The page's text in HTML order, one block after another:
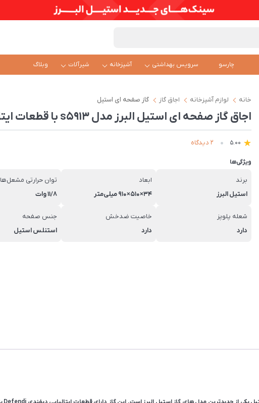
چارسو سرویس بهداشتی آشپزخانه شیرآلات وبلاگ
خانه لوازم آشپزخانه اجاق گاز گاز صفحه ای استیل
اجاق گاز صفحه ای استیل البرز مدل s5913 با قطعات ایتالیایی
5.00 2 دیدگاه
ویژگی‌ها
برند
استیل البرز
ابعاد
34×510×910 میلی‌متر
توان حرارتی مشعل‌ها
۱۱/۸ وات
شعله پلوپز
دارد
خاصیت ضدخش
دارد
جنس صفحه
استنلس استیل